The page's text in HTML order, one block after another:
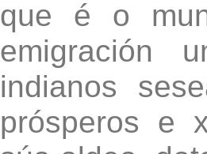
que é o
emigración
indianos
prósperos e